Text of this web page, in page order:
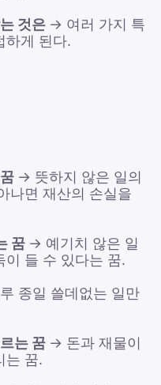
것은 → 여러 가지 특
하게 된다.
→ 뜻하지 않은 일의
나면 재산의 손실을
꿈 → 예기치 않은 일
이 들 수 있다는 꿈.
종일 쓸데없는 일만
는 꿈 → 돈과 재물이
는 꿈.